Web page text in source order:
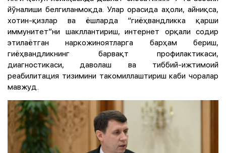
йўналиши белгиланмоқда. Улар орасида аҳоли, айниқса,
хотин-қизлар ва ёшларда “гиёҳвандликка қарши
иммунитет”ни шакллантириш, интернет орқали содир
этилаётган наркожиноятларга барҳам бериш,
гиёҳвандликнинг барвақт профилактикаси,
диагностикаси, даволаш ва тиббий-ижтимоий
реабилитация тизимини такомиллаштириш каби чоралар
мавжуд.